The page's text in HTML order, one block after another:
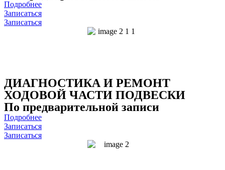
Подробнее
Записаться
Записаться
ДИАГНОСТИКА И РЕМОНТ
ХОДОВОЙ ЧАСТИ ПОДВЕСКИ
По предварительной записи
Подробнее
Записаться
Записаться